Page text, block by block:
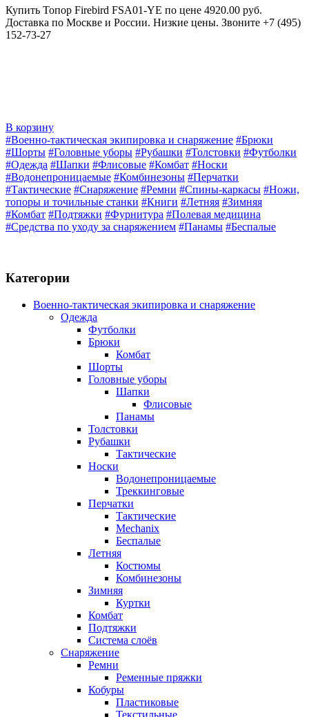
Купить Топор Firebird FSA01-YE по цене 4920.00 руб.
Доставка по Москве и России. Низкие цены. Звоните +7 (495)
152-73-27
В корзину
#Военно-тактическая экипировка и снаряжение #Брюки
#Шорты #Головные уборы #Рубашки #Толстовки #Футболки
#Одежда #Шапки #Флисовые #Комбат #Носки
#Водонепроницаемые #Комбинезоны #Перчатки
#Тактические #Снаряжение #Ремни #Спины-каркасы #Ножи,
топоры и точильные станки #Книги #Летняя #Зимняя
#Комбат #Подтяжки #Фурнитура #Полевая медицина
#Средства по уходу за снаряжением #Панамы #Беспалые
Категории
Военно-тактическая экипировка и снаряжение
Одежда
Футболки
Брюки
Комбат
Шорты
Головные уборы
Шапки
Флисовые
Панамы
Толстовки
Рубашки
Тактические
Носки
Водонепроницаемые
Треккинговые
Перчатки
Тактические
Mechanix
Беспалые
Летняя
Костюмы
Комбинезоны
Зимняя
Куртки
Комбат
Подтяжки
Система слоёв
Снаряжение
Ремни
Ременные пряжки
Кобуры
Пластиковые